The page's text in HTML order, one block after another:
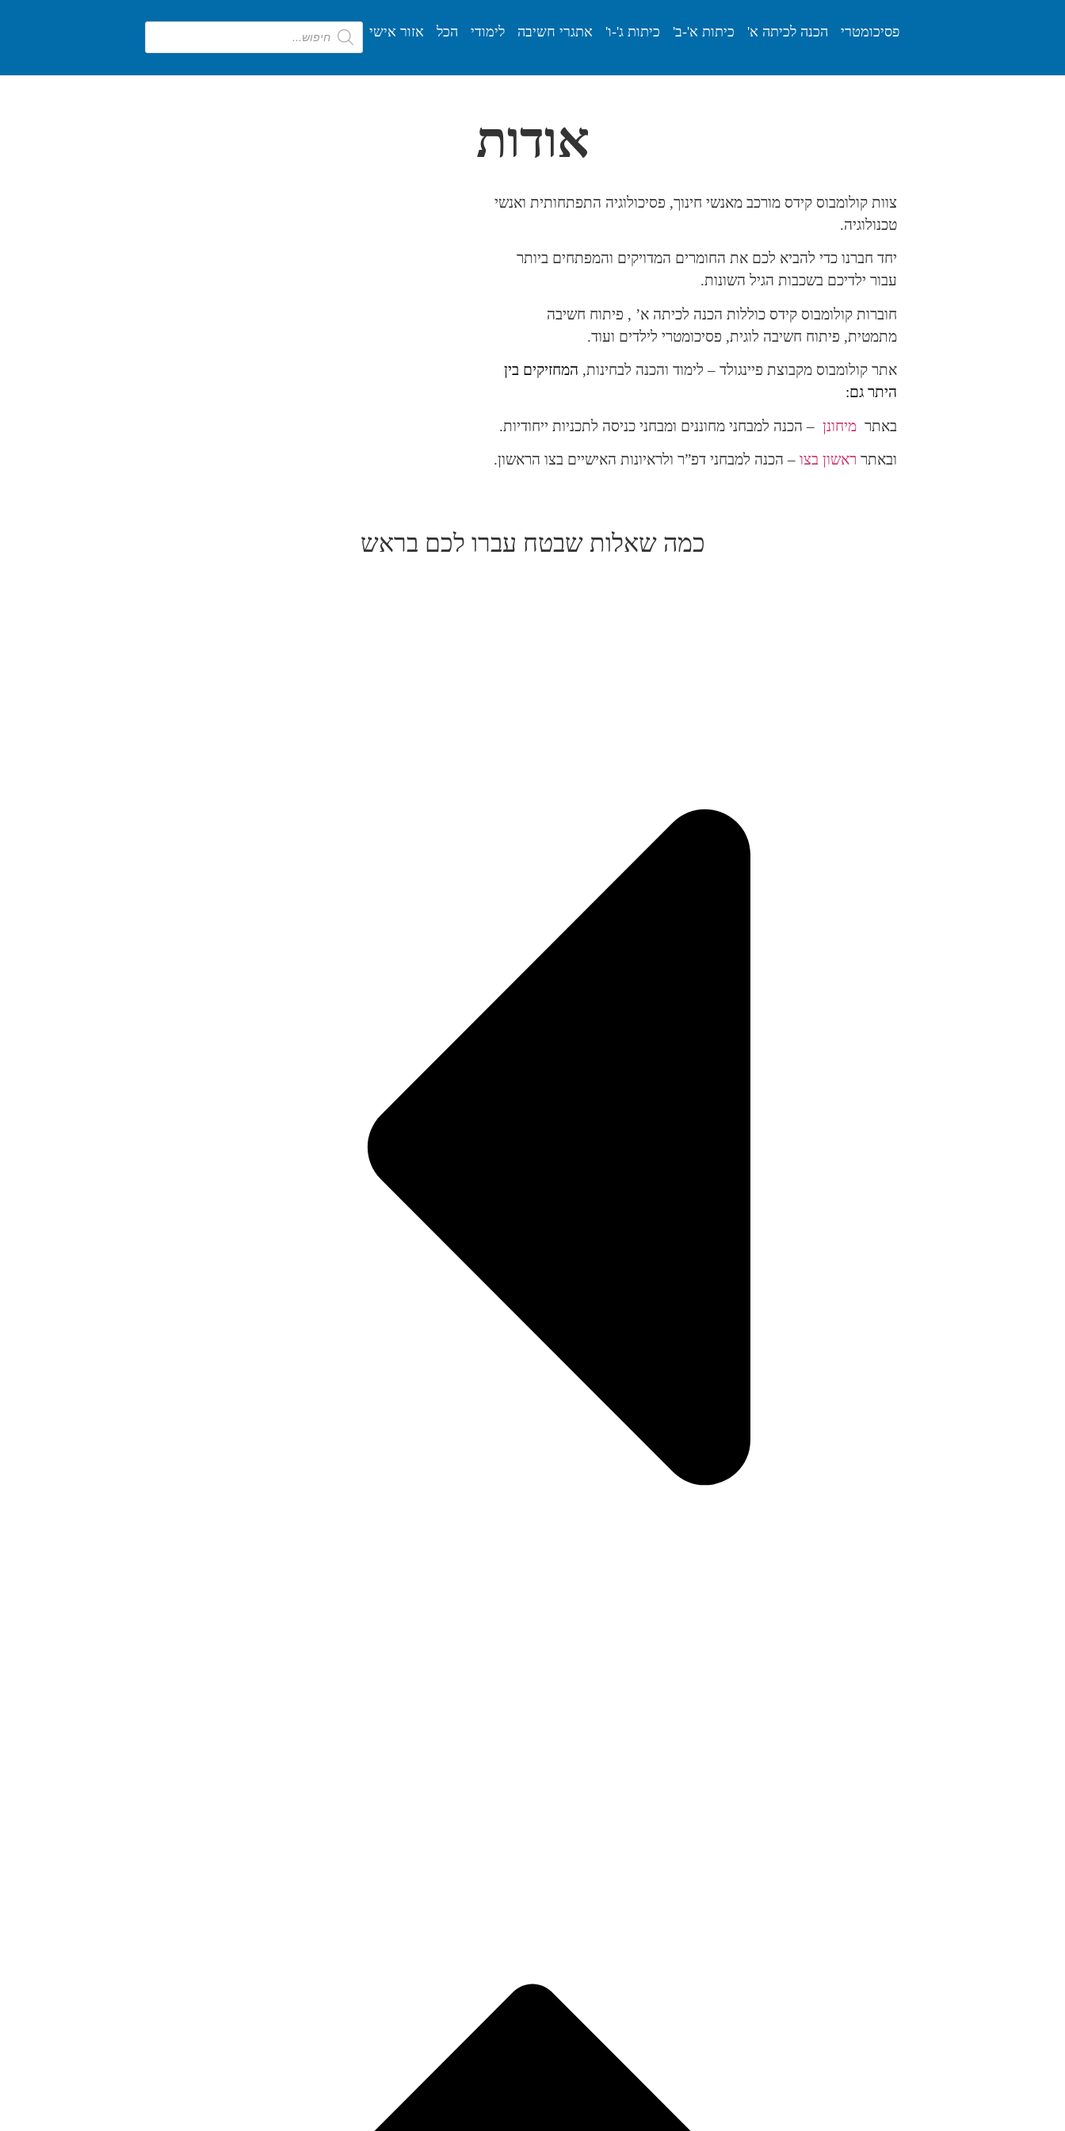
פסיכומטרי הכנה לכיתה א' כיתות א'-ב' כיתות ג'-ו' אתגרי חשיבה לימודי הכל אזור אישי
אודות
צוות קולומבוס קידס מורכב מאנשי חינוך, פסיכולוגיה התפתחותית ואנשי
טכנולוגיה.
יחד חברנו כדי להביא לכם את החומרים המדויקים והמפתחים ביותר
עבור ילדיכם בשכבות הגיל השונות.
חוברות קולומבוס קידס כוללות הכנה לכיתה א’ , פיתוח חשיבה
מתמטית, פיתוח חשיבה לוגית, פסיכומטרי לילדים ועוד.
אתר קולומבוס מקבוצת פיינגולד – לימוד והכנה לבחינות, המחזיקים בין
היתר גם:
באתר מיחונן – הכנה למבחני מחוננים ומבחני כניסה לתכניות ייחודיות.
ובאתר ראשון בצו– הכנה למבחני דפ”ר ולראיונות האישיים בצו הראשון.
כמה שאלות שבטח עברו לכם בראש